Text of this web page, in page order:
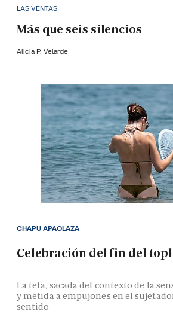
LAS VENTAS
Más que seis silencios
Alicia P. Velarde
Celebración del fin del
La teta, sacada del contexto de la
y metida a empujones en el
sentido
CHAPU APAOLAZA